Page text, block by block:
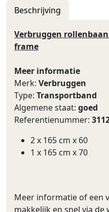
Beschrijving
Verbruggen rollenbaan
frame
Meer informatie
Merk: Verbruggen
Type: Transportband
Algemene staat: goed
Referentienummer:
2 x 165 cm x 60
1 x 165 cm x 70
Meer informatie of een
makkelijk en snel via de